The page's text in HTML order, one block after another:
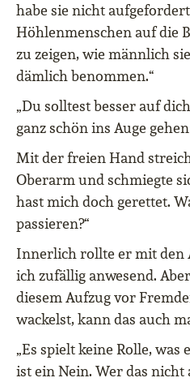
habe sie nicht
Höhlenmenschen auf die
zu zeigen, wie männlich
dämlich benommen.“
„Du solltest besser auf
ganz schön ins Auge
Mit der freien Hand
Oberarm und schmiegte
hast mich doch gerettet.
passieren?“
Innerlich rollte er mit den
ich zufällig anwesend.
diesem Aufzug vor
wackelst, kann das auch
„Es spielt keine Rolle,
ist ein Nein. Wer das